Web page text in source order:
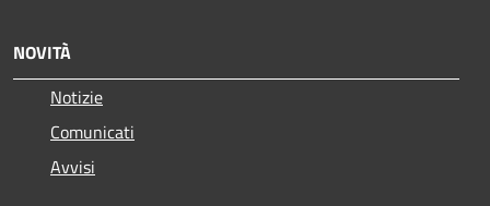
NOVITÀ
Notizie
Comunicati
Avvisi